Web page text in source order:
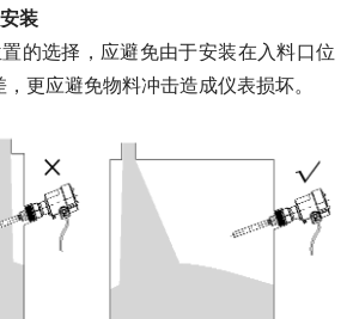
装
选择，应避免由于安装在入料口位
更应避免物料冲击造成仪表损坏。